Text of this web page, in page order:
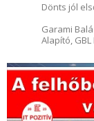
Dönts jól
Garami
Alapító, GBL